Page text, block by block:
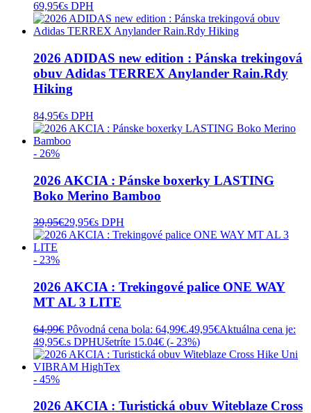
69,95€s DPH
2026 ADIDAS new edition : Pánska trekingová
obuv Adidas TERREX Anylander Rain.Rdy
Hiking
84,95€s DPH
- 26%
2026 AKCIA : Pánske boxerky LASTING
Boko Merino Bamboo
39,95€29,95€s DPH
- 23%
2026 AKCIA : Trekingové palice ONE WAY
MT AL 3 LITE
64,99€ Pôvodná cena bola: 64,99€.49,95€Aktuálna cena je:
49,95€.s DPHUšetríte 15.04€ (- 23%)
- 45%
2026 AKCIA : Turistická obuv Witeblaze Cross